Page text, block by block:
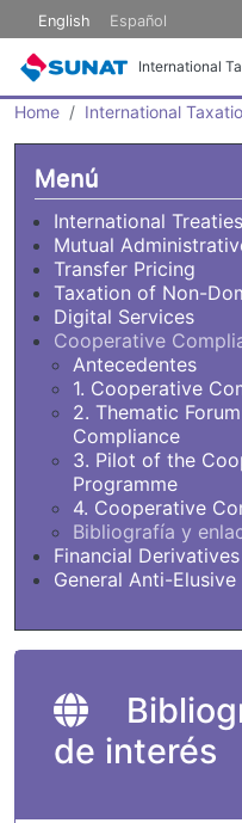
Skip to main content
English Español
International
Home International
de interés
Menú
International
Mutual
Transfer Pricing
Taxation of Non-
Digital Services
Cooperative
Antecedentes
1. Cooperative
2. Thematic
Compliance
3. Pilot of the
Programme
4. Cooperative
Bibliografía y
Financial Derivatives
General Anti-